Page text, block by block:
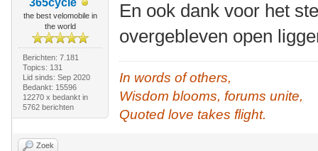
365cycle
the best velomobile in
the world
Berichten: 7.181
Topics: 131
Lid sinds: Sep 2020
Bedankt: 15596
12270 x bedankt in
5762 berichten
En ook dank voor het
overgebleven open
In words of others,
Wisdom blooms, forums unite,
Quoted love takes flight.
Zoek